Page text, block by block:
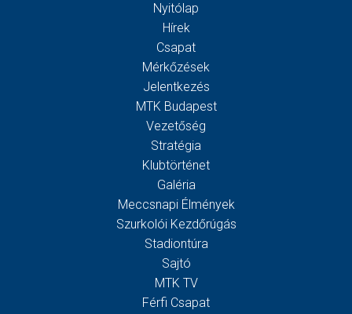
Nyitólap
Hírek
Csapat
Mérkőzések
Jelentkezés
MTK Budapest
Vezetőség
Stratégia
Klubtörténet
Galéria
Meccsnapi Élmények
Szurkolói Kezdőrúgás
Stadiontúra
Sajtó
MTK TV
Férfi Csapat